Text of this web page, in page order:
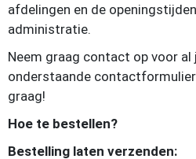
afdelingen en de
administratie.
Neem graag contact op voor
onderstaande contactformulier
graag!
Hoe te bestellen?
Bestelling laten verzenden: